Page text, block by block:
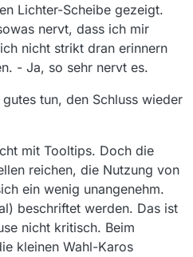
Lichter-Scheibe gezeigt.
nervt, dass ich mir
nicht strikt dran erinnern
- Ja, so sehr nervt es.
tun, den Schluss wieder
mit Tooltips. Doch die
reichen, die Nutzung von
ein wenig unangenehm.
beschriftet werden. Das ist
nicht kritisch. Beim
kleinen Wahl-Karos